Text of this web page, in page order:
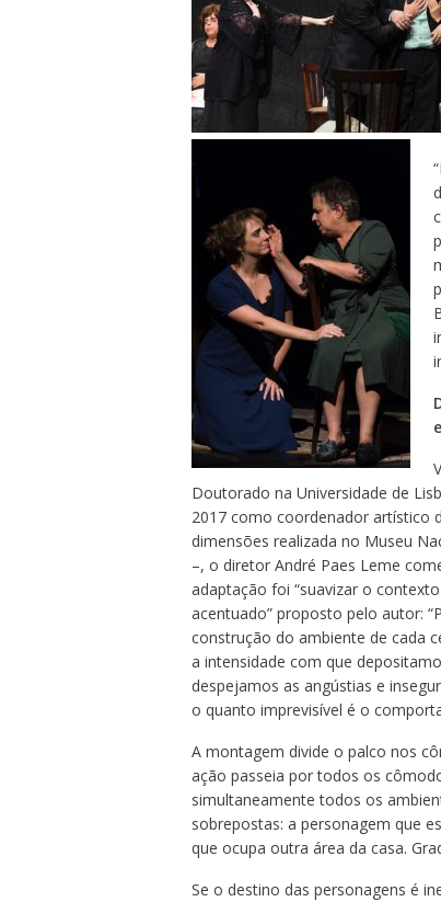
Doutorado na Universidade de
2017 como coordenador artístico
dimensões realizada no Museu
–, o diretor André Paes Leme
adaptação foi “suavizar o
acentuado” proposto pelo autor:
construção do ambiente de cada
a intensidade com que
despejamos as angústias e
o quanto imprevisível é o
A montagem divide o palco nos
ação passeia por todos os
simultaneamente todos os
sobrepostas: a personagem que
que ocupa outra área da casa.
Se o destino das personagens é